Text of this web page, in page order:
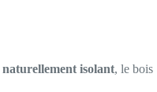
naturellement isolant, le bois